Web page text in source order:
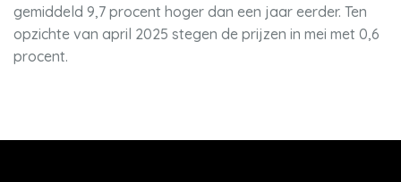
gemiddeld 9,7 procent hoger dan een jaar eerder. Ten
opzichte van april 2025 stegen de prijzen in mei met 0,6
procent.